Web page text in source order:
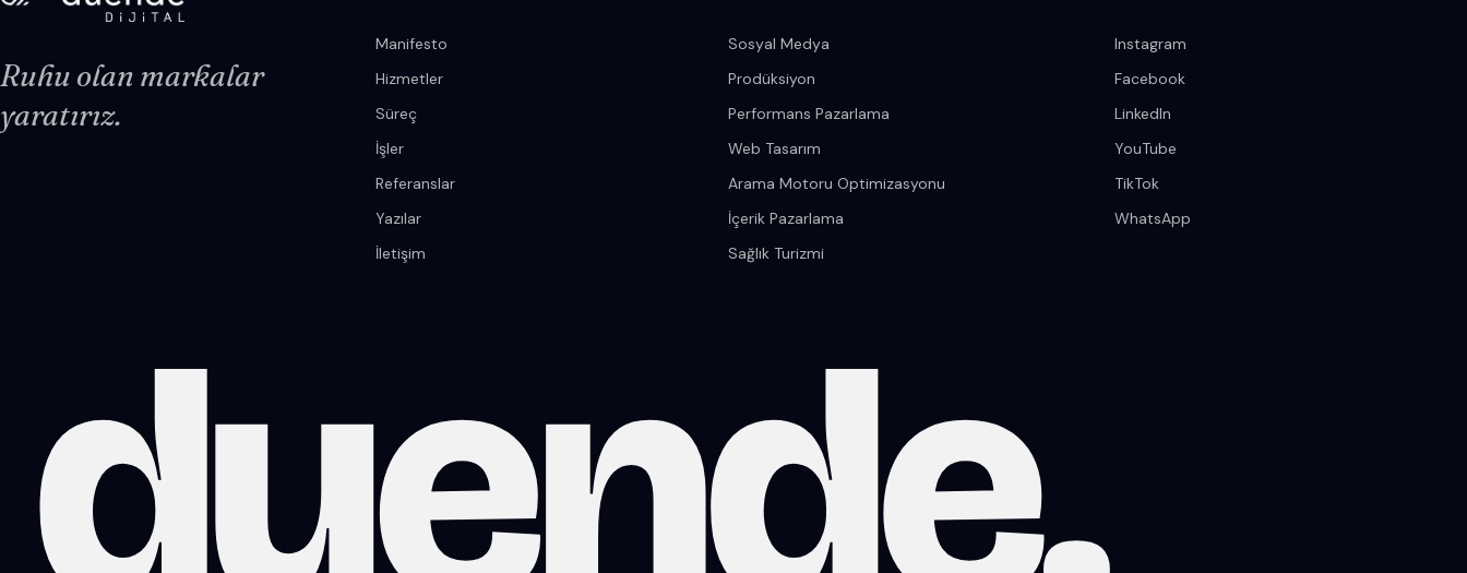
Ruhu olan markalar
yaratırız.
Manifesto
Hizmetler
Süreç
İşler
Referanslar
Yazılar
İletişim
Sosyal Medya
Prodüksiyon
Performans Pazarlama
Web Tasarım
Arama Motoru Optimizasyonu
İçerik Pazarlama
Sağlık Turizmi
Instagram
Facebook
LinkedIn
YouTube
TikTok
WhatsApp
duende.